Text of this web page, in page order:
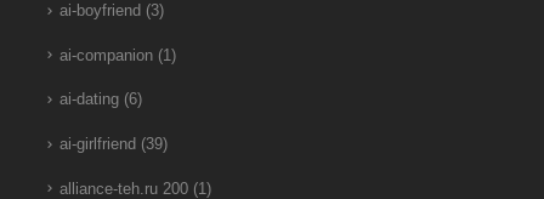
ai-boyfriend (3)
ai-companion(1)
ai-dating(6)
ai-girlfriend (39)
alliance-teh.ru 200(1)